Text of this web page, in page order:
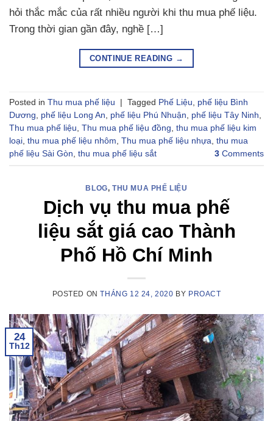
hỏi thắc mắc của rất nhiều người khi thu mua phế liệu.
Trong thời gian gần đây, nghề […]
CONTINUE READING →
Posted in Thu mua phế liệu Tagged Phế Liệu, phế liệu Bình
Dương, phế liệu Long An, phế liệu Phú Nhuận, phế liệu Tây Ninh,
Thu mua phế liệu, Thu mua phế liệu đồng, thu mua phế liệu kim
loại, thu mua phế liệu nhôm, Thu mua phế liệu nhựa, thu mua
phế liệu Sài Gòn, thu mua phế liệu sắt 3 Comments
BLOG,THU MUA PHẾ LIỆU
Dịch vụ thu mua phế
liệu sắt giá cao Thành
Phố Hồ Chí Minh
POSTED ONTHÁNG 12 24, 2020 BY PROACT
24
Th12